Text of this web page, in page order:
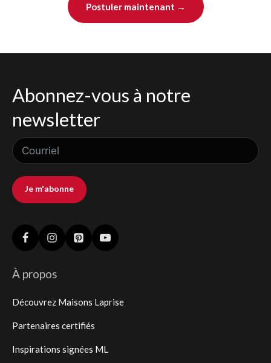
Postuler maintenant →
Abonnez-vous à notre
newsletter
Je m'abonne
À propos
Découvrez Maisons Laprise
Partenaires certifiés
Inspirations signées ML